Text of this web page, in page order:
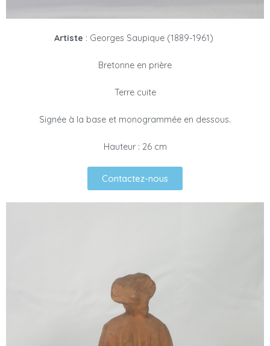
Artiste : Georges Saupique (1889-1961)
Bretonne en prière
Terre cuite
Signée à la base et monogrammée en dessous.
Hauteur : 26 cm
Contactez-nous